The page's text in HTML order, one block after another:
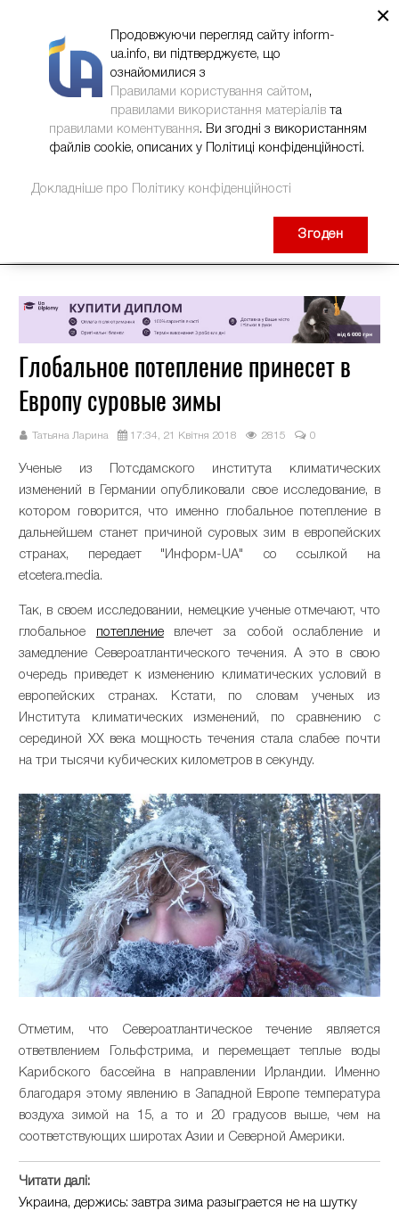
Глобальное потепление принесет в
Европу суровые зимы
Татьяна Ларина 17:34, 21 Квітня 2018 2815 0
Ученые из Потсдамского института климатических
изменений в Германии опубликовали свое исследование, в
котором говорится, что именно глобальное потепление в
дальнейшем станет причиной суровых зим в европейских
странах, передает "Информ-UA" со ссылкой на
etcetera.media.
Так, в своем исследовании, немецкие ученые отмечают, что
глобальное потеплениевлечет за собой ослабление и
замедление Североатлантического течения. А это в свою
очередь приведет к изменению климатических условий в
европейских странах. Кстати, по словам ученых из
Института климатических изменений, по сравнению с
серединой ХХ века мощность течения стала слабее почти
на три тысячи кубических километров в секунду.
Отметим, что Североатлантическое течение является
ответвлением Гольфстрима, и перемещает теплые воды
Карибского бассейна в направлении Ирландии. Именно
благодаря этому явлению в Западной Европе температура
воздуха зимой на 15, а то и 20 градусов выше, чем на
соответствующих широтах Азии и Северной Америки.
Читати далі:
Украина, держись: завтра зима разыграется не на шутку
×
Продовжуючи перегляд сайту inform-
ua.info, ви підтверджуєте, що
ознайомилися з
Правилами користування сайтом,
правилами використання матеріалів та
правилами коментування. Ви згодні з використанням
файлів cookie, описаних у Політиці конфіденційності.
Докладніше про Політику конфіденційності
Згоден